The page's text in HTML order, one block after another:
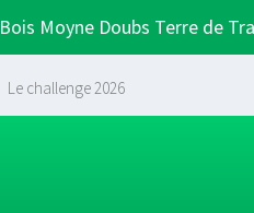
Bois Moyne Doubs Terre de
Le challenge 2026